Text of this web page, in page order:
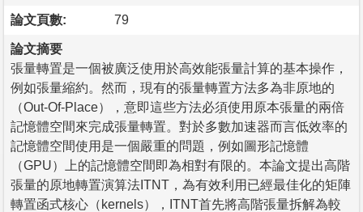
論文頁數: 79
論文摘要
張量轉置是一個被廣泛使用於高效能張量計算的基本操作，
例如張量縮約。然而，現有的張量轉置方法多為非原地的
（Out-Of-Place），意即這些方法必須使用原本張量的兩倍
記憶體空間來完成張量轉置。對於多數加速器而言低效率的
記憶體空間使用是一個嚴重的問題，例如圖形記憶體
（GPU）上的記憶體空間即為相對有限的。本論文提出高階
張量的原地轉置演算法ITNT，為有效利用已經最佳化的矩陣
轉置函式核心（kernels），ITNT首先將高階張量拆解為較